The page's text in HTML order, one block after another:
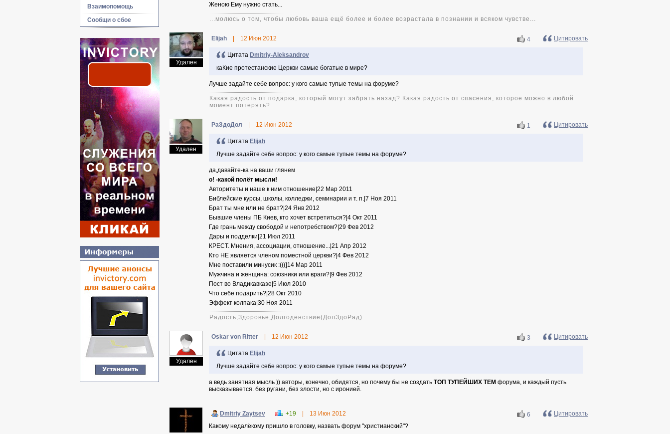
Взаимопомощь
Сообщи о сбое
Женою Ему нужно стать...
...молюсь о том, чтобы любовь ваша ещё более и более возрастала в познании и всяком чувстве...
Удален
Elijah 12 Июн 2012 4 Цитировать
Цитата Dmitriy-Aleksandrov
каКие протестанские Церкви самые богатые в мире?
Лучше задайте себе вопрос: у кого самые тупые темы на форуме?
Какая радость от подарка, который могут забрать назад? Какая радость от спасения, которое можно в любой
момент потерять?
Удален
РаЗдоДол 12 Июн 2012 1 Цитировать
Цитата Elijah
Лучше задайте себе вопрос: у кого самые тупые темы на форуме?
да,давайте-ка на ваши глянем
о! -какой полёт мысли!
Авторитеты и наше к ним отношение|22 Мар 2011
Библейские курсы, школы, колледжи, семинарии и т. п.|7 Ноя 2011
Брат ты мне или не брат?|24 Янв 2012
Бывшие члены ПБ Киев, кто хочет встретиться?|4 Окт 2011
Где грань между свободой и непотребством?|29 Фев 2012
Дары и подделки|21 Июл 2011
КРЕСТ. Мнения, ассоциации, отношение...|21 Апр 2012
Кто НЕ является членом поместной церкви?|4 Фев 2012
Мне поставили минусик :(((|14 Мар 2011
Мужчина и женщина: союзники или враги?|9 Фев 2012
Пост во Владикавказе|5 Июл 2010
Что себе подарить?|28 Окт 2010
Эффект колпака|30 Ноя 2011
Радость,Здоровье,Долгоденствие(ДолЗдоРад)
Удален
Oskar von Ritter 12 Июн 2012 3 Цитировать
Цитата Elijah
Лучше задайте себе вопрос: у кого самые тупые темы на форуме?
а ведь занятная мысль )) авторы, конечно, обидятся, но почему бы не создать ТОП ТУПЕЙШИХ ТЕМ форума, и каждый пусть
высказывается. без ругани, без злости, но с иронией.
Dmitriy Zaytsev +19 13 Июн 2012 6
Цитировать
Какому недалёкому пришло в головку, назвать форум "христианский"?